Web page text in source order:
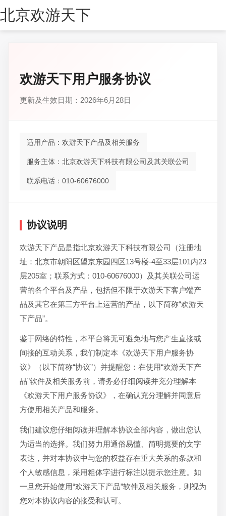
北京欢游天下
欢游天下用户服务协议
更新及生效日期：2026年6月28日
适用产品：欢游天下产品及相关服务
服务主体：北京欢游天下科技有限公司及其关联公司
联系电话：010-60676000
协议说明
欢游天下产品是指北京欢游天下科技有限公司（注册地
址：北京市朝阳区望京东园四区13号楼-4至33层101内23
层205室；联系方式：010-60676000）及其关联公司运
营的各个平台及产品，包括但不限于欢游天下客户端产
品及其它在第三方平台上运营的产品，以下简称“欢游天
下产品”。
鉴于网络的特性，本平台将无可避免地与您产生直接或
间接的互动关系，我们制定本《欢游天下用户服务协
议》（以下简称“协议”）并提醒您：在使用“欢游天下产
品”软件及相关服务前，请务必仔细阅读并充分理解本
《欢游天下用户服务协议》，在确认充分理解并同意后
方使用相关产品和服务。
我们建议您仔细阅读并理解本协议全部内容，做出您认
为适当的选择。我们努力用通俗易懂、简明扼要的文字
表达，并对本协议中与您的权益存在重大关系的条款和
个人敏感信息，采用粗体字进行标注以提示您注意。如
一旦您开始使用“欢游天下产品”软件及相关服务，则视为
您对本协议内容的接受和认可。